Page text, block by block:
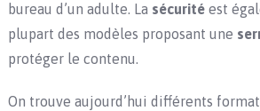
bureau d’un adulte. La sécuritéest
plupart des modèles proposant une
protéger le contenu.
On trouve aujourd’hui différents